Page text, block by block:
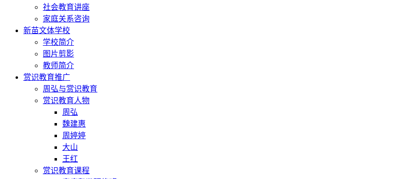
社会教育讲座
家庭关系咨询
新苗文体学校
学校简介
图片剪影
教师简介
赏识教育推广
周弘与赏识教育
赏识教育人物
周弘
魏建惠
周婷婷
大山
王红
赏识教育课程